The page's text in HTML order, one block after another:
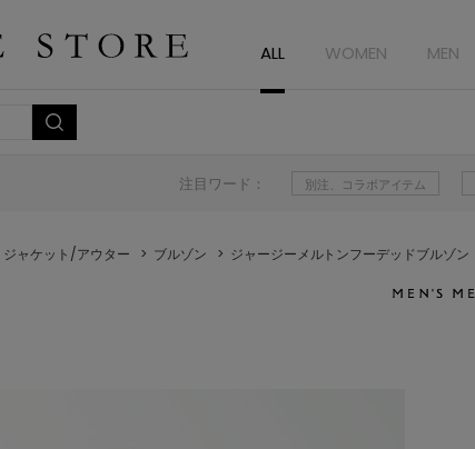
ALL WOMEN MEN
注目ワード： 別注、コラボアイテム
ジャケット/アウター ブルゾン ジャージーメルトンフーデッドブルゾン